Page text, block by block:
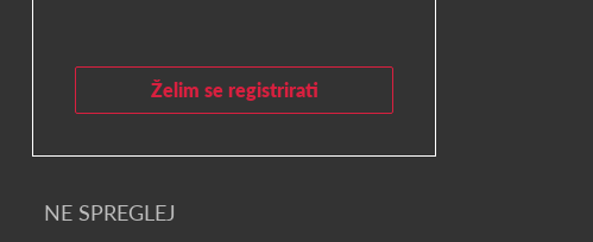
Želim se registrirati
NE SPREGLEJ